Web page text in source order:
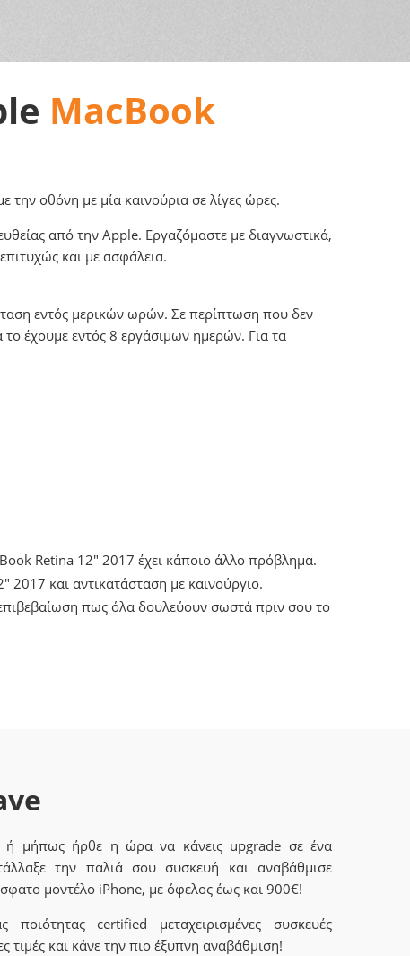
MacBook
οθόνη με μία καινούρια σε λίγες ώρες.
από την Apple. Εργαζόμαστε με διαγνωστικά,
και με ασφάλεια.
εντός μερικών ωρών. Σε περίπτωση που δεν
έχουμε εντός 8 εργάσιμων ημερών. Για τα
Retina 12" 2017 έχει κάποιο άλλο πρόβλημα.
και αντικατάσταση με καινούργιο.
πως όλα δουλεύουν σωστά πριν σου το
ή μήπως ήρθε η ώρα να κάνεις upgrade σε ένα
την παλιά σου συσκευή και αναβάθμισε
μοντέλο iPhone, με όφελος έως και 900€!
ποιότητας certified μεταχειρισμένες συσκευές
τιμές και κάνε την πιο έξυπνη αναβάθμιση!